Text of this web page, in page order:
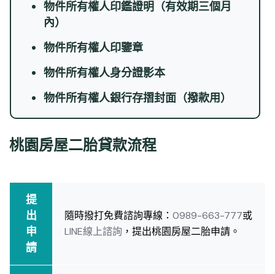
物件所有權人印鑑證明（有效期三個月
內）
物件所有權人印鑒章
物件所有權人身分證影本
物件所有權人銀行存摺封面（撥款用）
桃園房屋二胎貸款流程
提
出
申
請
隨時撥打免費諮詢專線： 0989-663-777或
LINE線上諮詢 ，提出桃園房屋二胎申請。